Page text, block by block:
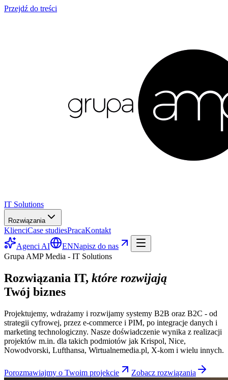
Przejdź do treści
IT Solutions
Rozwiązania
KlienciCase studiesPracaKontakt
Agenci AI
ENNapisz do nas
Grupa AMP Media - IT Solutions
Rozwiązania IT, które rozwijają
Twój biznes
Projektujemy, wdrażamy i rozwijamy systemy B2B oraz B2C - od
strategii cyfrowej, przez e-commerce i PIM, po integracje danych i
marketing technologiczny. Nasze doświadczenie wynika z realizacji
projektów m.in. dla takich podmiotów jak Krispol, Nice,
Nowodvorski, Lufthansa, Wirtualnemedia.pl, X-kom i wielu innych.
Porozmawiajmy o Twoim projekcie Zobacz rozwiązania